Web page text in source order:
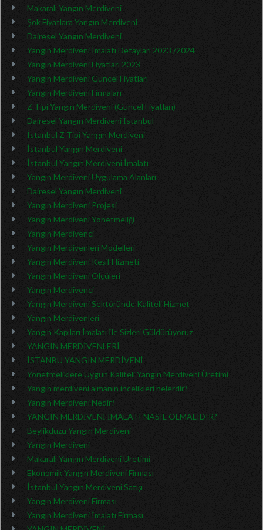
Makaralı Yangın Merdiveni
Şok Fiyatlara Yangın Merdiveni
Dairesel Yangın Merdiveni
Yangın Merdiveni İmalatı Detayları 2023 /2024
Yangın Merdiveni Fiyatları 2023
Yangın Merdiveni Güncel Fiyatları
Yangın Merdiveni Firmaları
Z Tipi Yangın Merdiveni (Güncel Fiyatları)
Dairesel Yangın Merdiveni İstanbul
İstanbul Z Tipi Yangın Merdiveni
İstanbul Yangın Merdiveni
İstanbul Yangın Merdiveni İmalatı
Yangın Merdiveni Uygulama Alanları
Dairesel Yangın Merdiveni
Yangın Merdiveni Projesi
Yangın Merdiveni Yönetmeliği
Yangın Merdivenci
Yangın Merdivenleri Modelleri
Yangın Merdiveni Keşif Hizmeti
Yangın Merdiveni Ölçüleri
Yangın Merdivenci
Yangın Merdiveni Sektöründe Kaliteli Hizmet
Yangın Merdivenleri
Yangın Kapıları İmalatı İle Sizleri Güldürüyoruz
YANGIN MERDİVENLERİ
İSTANBU YANGIN MERDİVENİ
Yönetmeliklere Uygun Kaliteli Yangın Merdiveni Üretimi
Yangın merdiveni almanın incelikleri nelerdir?
Yangın Merdiveni Nedir?
YANGIN MERDİVENİ İMALATI NASIL OLMALIDIR?
Beylikdüzü Yangın Merdiveni
Yangın Merdiveni
Makaralı Yangın Merdiveni Üretimi
Ekonomik Yangın Merdiveni Firması
İstanbul Yangın Merdiveni Satışı
Yangın Merdiveni Firması
Yangın Merdiveni İmalatı Firması